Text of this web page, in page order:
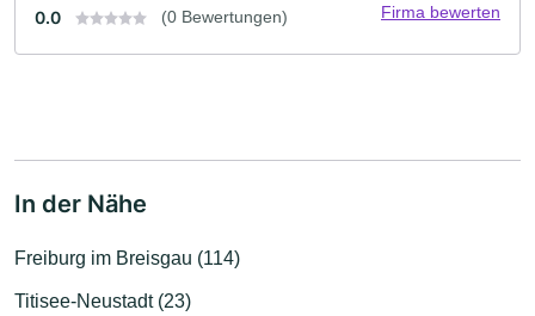
0.0 (0 Bewertungen) Firma bewerten
In der Nähe
Freiburg im Breisgau (114)
Titisee-Neustadt (23)